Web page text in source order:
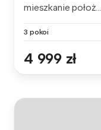
mieszkanie położ...
3 pokoi
4 999 zł